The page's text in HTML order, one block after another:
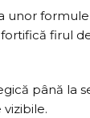
firul
până la